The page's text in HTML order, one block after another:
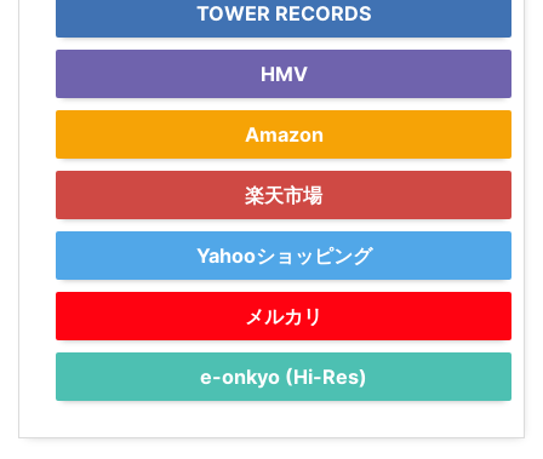
TOWER RECORDS
HMV
Amazon
楽天市場
Yahooショッピング
メルカリ
e-onkyo (Hi-Res)